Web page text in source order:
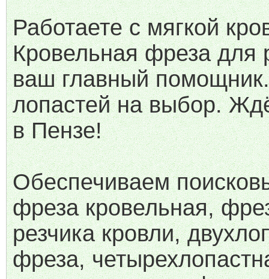
Работаете с мягкой
Кровельная фреза для
ваш главный
лопастей на выбор.
в Пензе!
Обеспечиваем
фреза кровельная,
резчика кровли,
фреза,